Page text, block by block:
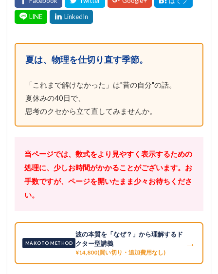
夏は、物理を仕切り直す季節。
「これまで解けなかった」は"昔の自分"の話。
夏休みの40日で、
思考のクセから立て直してみませんか。
当ページでは、数式をより見やすく表示するための
処理に、少しお時間がかかることがございます。お
手数ですが、ページを開いたまま少々お待ちくださ
い。
MAKOTO METHOD
波の本質を「なぜ？」から理解するド
クター型講義
¥14,800(買い切り・追加費用なし)
→